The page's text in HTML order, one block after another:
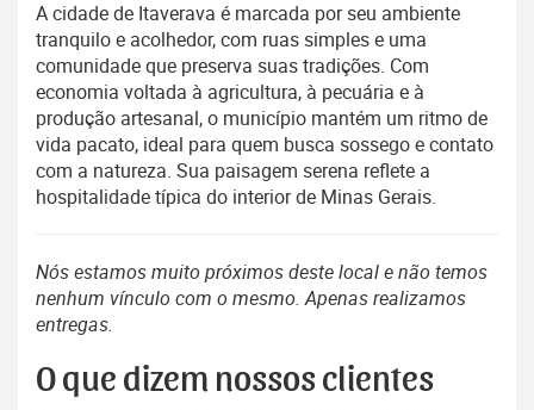
A cidade de Itaverava é marcada por seu ambiente
tranquilo e acolhedor, com ruas simples e uma
comunidade que preserva suas tradições. Com
economia voltada à agricultura, à pecuária e à
produção artesanal, o município mantém um ritmo de
vida pacato, ideal para quem busca sossego e contato
com a natureza. Sua paisagem serena reflete a
hospitalidade típica do interior de Minas Gerais.
Nós estamos muito próximos deste local e não temos
nenhum vínculo com o mesmo. Apenas realizamos
entregas.
O que dizem nossos clientes